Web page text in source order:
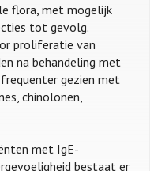
flora, met mogelijk
tot gevolg.
proliferatie van
na behandeling met
gezien met
chinolonen,
met IgE-
bestaat er